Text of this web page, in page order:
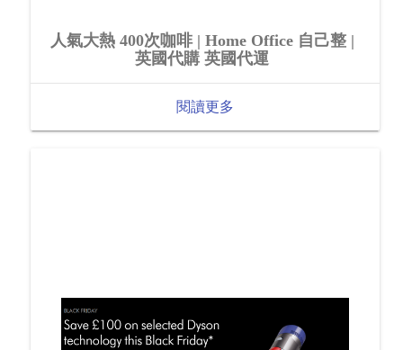
人氣大熱 400次咖啡 | Home Office 自己整 |
英國代購 英國代運
閱讀更多